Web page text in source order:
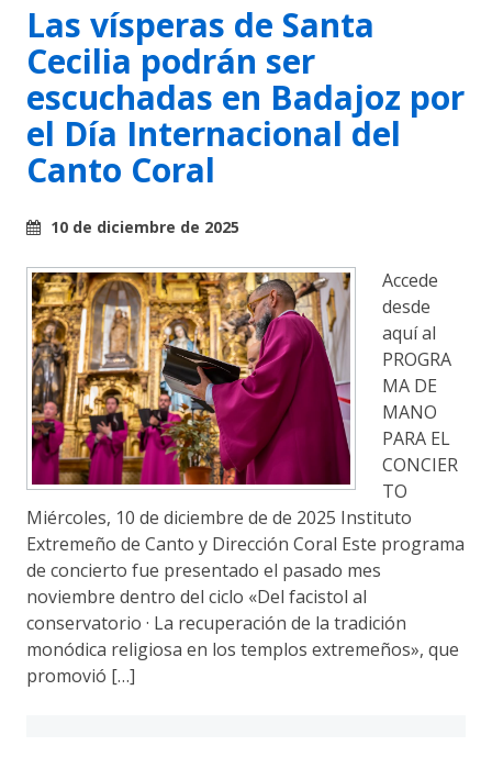
Las vísperas de Santa
Cecilia podrán ser
escuchadas en Badajoz por
el Día Internacional del
Canto Coral
10 de diciembre de 2025
Accede
desde
aquí al
PROGRA
MA DE
MANO
PARA EL
CONCIER
TO
Miércoles, 10 de diciembre de de 2025 Instituto
Extremeño de Canto y Dirección Coral Este programa
de concierto fue presentado el pasado mes
noviembre dentro del ciclo «Del facistol al
conservatorio · La recuperación de la tradición
monódica religiosa en los templos extremeños», que
promovió […]